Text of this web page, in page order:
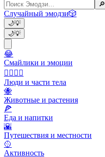
🔎
Случайный эмодзи🎲
🌙💡
🌙💡
😂
Смайлики и эмоции
👩‍❤️‍💋‍👨
Люди и части тела
🐝
Животные и растения
🍕
Еда и напитки
🌇
Путешествия и местности
🥎
Активность